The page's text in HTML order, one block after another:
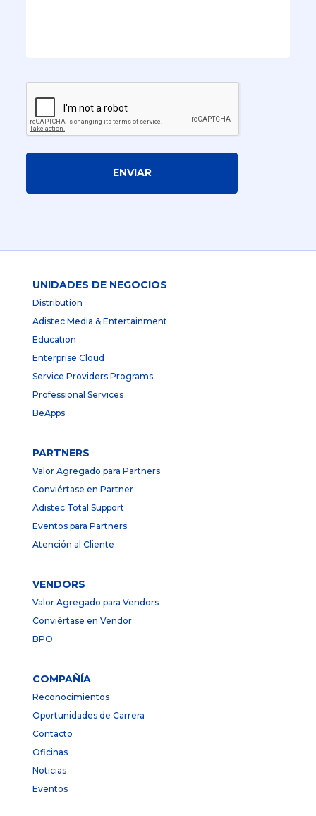
ENVIAR
UNIDADES DE NEGOCIOS
Distribution
Adistec Media & Entertainment
Education
Enterprise Cloud
Service Providers Programs
Professional Services
BeApps
PARTNERS
Valor Agregado para Partners
Conviértase en Partner
Adistec Total Support
Eventos para Partners
Atención al Cliente
VENDORS
Valor Agregado para Vendors
Conviértase en Vendor
BPO
COMPAÑÍA
Reconocimientos
Oportunidades de Carrera
Contacto
Oficinas
Noticias
Eventos